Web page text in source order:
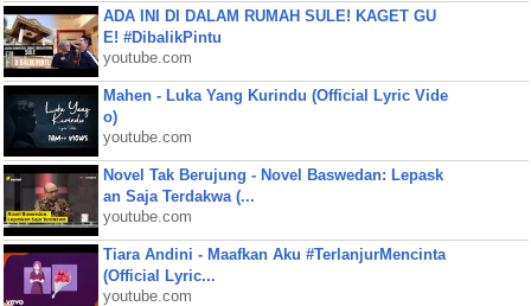
ADA INI DI DALAM RUMAH SULE! KAGET GU
E! #DibalikPintu
youtube.com
Mahen - Luka Yang Kurindu (Official Lyric Vide
o)
youtube.com
Novel Tak Berujung - Novel Baswedan: Lepask
an Saja Terdakwa (...
youtube.com
Tiara Andini - Maafkan Aku #TerlanjurMencinta
(Official Lyric...
youtube.com